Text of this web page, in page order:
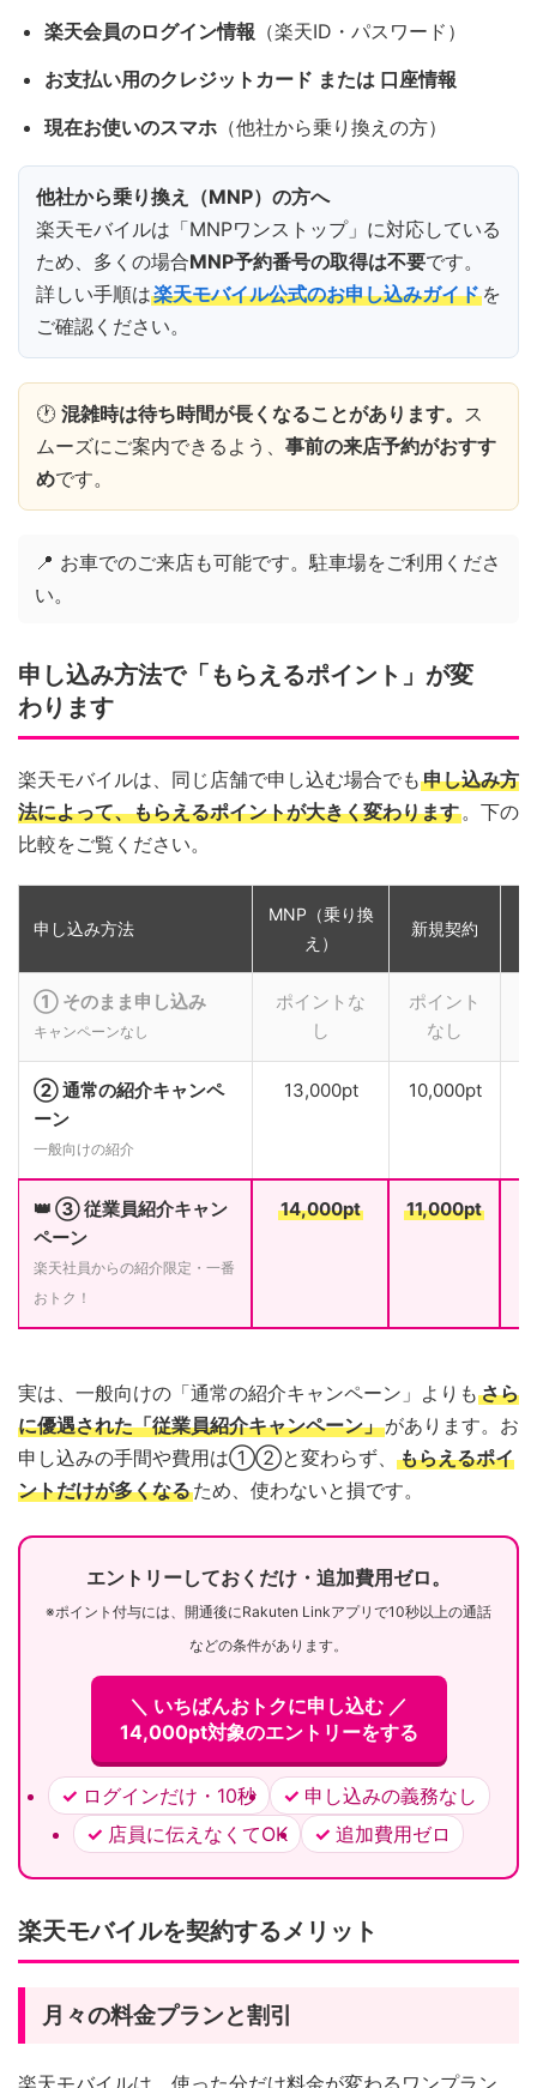
楽天会員のログイン情報 （楽天ID・パスワード）
お支払い用のクレジットカード または 口座情報
現在お使いのスマホ （他社から乗り換えの方）
他社から乗り換え（MNP）の方へ
楽天モバイルは「MNPワンストップ」に対応している
ため、多くの場合MNP予約番号の取得は不要です。
詳しい手順は楽天モバイル公式のお申し込みガイド を
ご確認ください。
🕐 混雑時は待ち時間が長くなることがあります。 ス
ムーズにご案内できるよう、 事前の来店予約がおすす
めです。
📍 お車でのご来店も可能です。駐車場をご利用くださ
い。
申し込み方法で「もらえるポイント」が変
わります
楽天モバイルは、同じ店舗で申し込む場合でも 申し込み方
法によって、もらえるポイントが大きく変わります。下の
比較をご覧ください。
申し込み方法
MNP（乗り換
え）
新規契約
① そのまま申し込み
キャンペーンなし
ポイントな
し
ポイント
なし
② 通常の紹介キャンペ
ーン
一般向けの紹介
13,000pt 10,000pt
👑 ③ 従業員紹介キャン
ペーン
楽天社員からの紹介限定・一番
おトク！
14,000pt 11,000pt
実は、一般向けの「通常の紹介キャンペーン」よりも さら
に優遇された「従業員紹介キャンペーン」があります。お
申し込みの手間や費用は①②と変わらず、 もらえるポイ
ントだけが多くなるため、使わないと損です。
エントリーしておくだけ・追加費用ゼロ。
※ポイント付与には、開通後にRakuten Linkアプリで10秒以上の通話
などの条件があります。
＼ いちばんおトクに申し込む ／
14,000pt対象のエントリーをする
ログインだけ・10秒
申し込みの義務なし
店員に伝えなくてOK
追加費用ゼロ
楽天モバイルを契約するメリット
月々の料金プランと割引